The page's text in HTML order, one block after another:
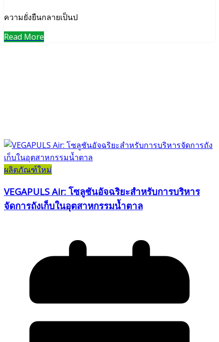
ความยั่งยืนกลายเป็นป
Read More
ผลิตภัณฑ์ใหม่
VEGAPULS Air: โซลูชันอัจฉริยะสำหรับการบริหาร
จัดการถังเก็บในอุตสาหกรรมน้ำตาล